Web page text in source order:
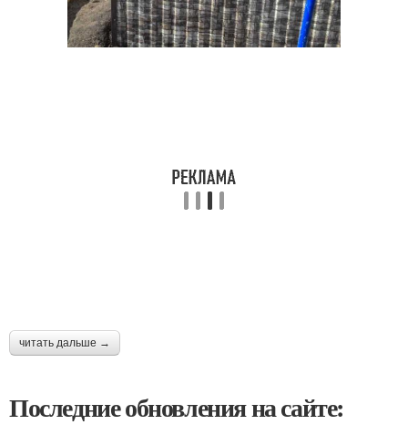
читать дальше →
Последние обновления на сайте: